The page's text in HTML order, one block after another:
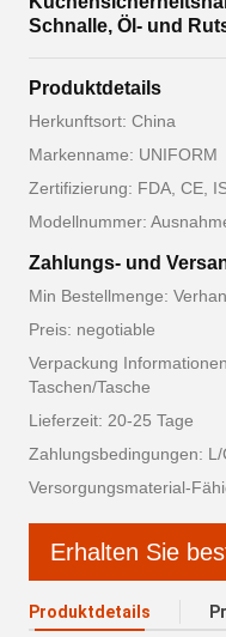
Schnalle, Öl- und
Produktdetails
Herkunftsort: China
Markenname: UNIFORM
Zertifizierung: FDA, CE,
Modellnummer:
Zahlungs- und
Min Bestellmenge:
Preis: negotiable
Verpackung
Taschen/Tasche
Lieferzeit: 20-25 Tage
Zahlungsbedingungen:
Versorgungsmaterial-
Erhalten Sie
Produktdetails